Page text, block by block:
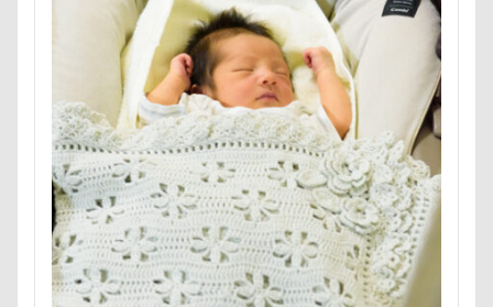
マイクロバブル
マイクロチップ
マァムちゃん
ポテチくん
ポチくん
ポストカード
ポケモンGO
ポカポカ
ボール
ペットドック
ペットショップ
マリンちゃん
フルーツトマト狩り
ブルブル
ブリーダー
ブリキ看板
ブランチ
ブラッシング
ブラタン
フワフワ
フレブル
フレキシリード
フリーマーケット